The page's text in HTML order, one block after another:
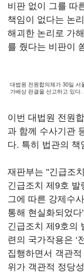
비판 없이 그를 따
책임이 없다는 논
해괴한 논리로 가
를 줬다는 비판이
대법원 전원합의체가 30일 서
가배상 판결을 선고하고 있다.
이번 대법원 전원
과 함께 수사기관
다. 특히 법관의
재판부는 "긴급조
긴급조치 제9호
그에 따른 강제수
통해 현실화되었
긴급조치 제9호의
련의 국가작용은 ‘
집행하면서 객관
위가 객관적 정당